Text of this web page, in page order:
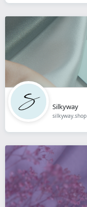
Silkyway
silkyway.shop